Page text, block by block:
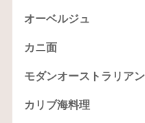
オーベルジュ
カニ面
モダンオーストラリアン
カリブ海料理